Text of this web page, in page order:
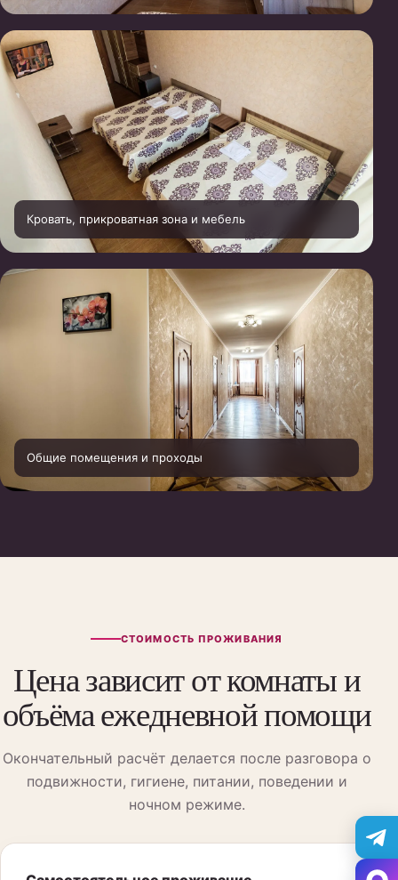
Кровать, прикроватная зона и мебель
Общие помещения и проходы
СТОИМОСТЬ ПРОЖИВАНИЯ
Цена зависит от комнаты и
объёма ежедневной помощи
Окончательный расчёт делается после разговора о
подвижности, гигиене, питании, поведении и
ночном режиме.